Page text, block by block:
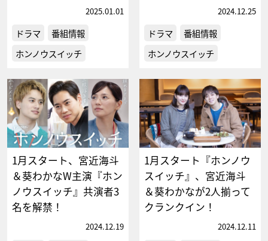
2025.01.01
ドラマ
番組情報
ホンノウスイッチ
2024.12.25
ドラマ
番組情報
ホンノウスイッチ
1月スタート、宮近海斗
＆葵わかなW主演『ホン
ノウスイッチ』共演者3
名を解禁！
2024.12.19
1月スタート『ホンノウ
スイッチ』、宮近海斗
＆葵わかなが2人揃って
クランクイン！
2024.12.11